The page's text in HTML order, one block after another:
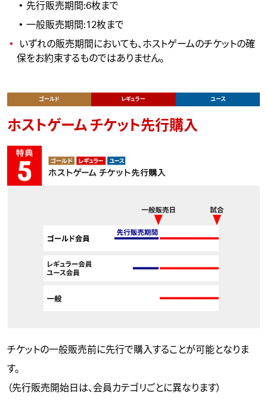
先行販売期間:6枚まで
一般販売期間:12枚まで
いずれの販売期間においても、ホストゲームのチケットの確
保をお約束するものではありません。
ゴールド レギュラー ユース
ホストゲーム チケット先行購入
チケットの一般販売前に先行で購入することが可能となりま
す。
（先行販売開始日は、会員カテゴリごとに異なります）